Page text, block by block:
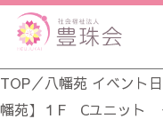
TOP／八幡苑 イベント
幡苑】１F Cユニット